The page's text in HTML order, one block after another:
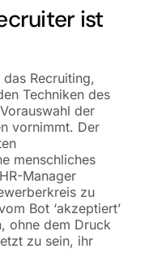
ist
Recruiting,
Techniken des
der
vornimmt. Der
menschliches
Manager
zu
Bot ‘akzeptiert’
ohne dem Druck
zu sein, ihr